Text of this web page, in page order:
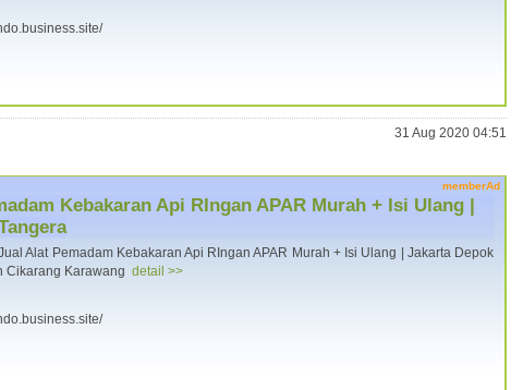
31 Aug 2020 04:51
memberAd
Kebakaran Api RIngan APAR Murah + Isi Ulang |
Alat Pemadam Kebakaran Api RIngan APAR Murah + Isi Ulang | Jakarta Depok
Cikarang Karawang detail >>